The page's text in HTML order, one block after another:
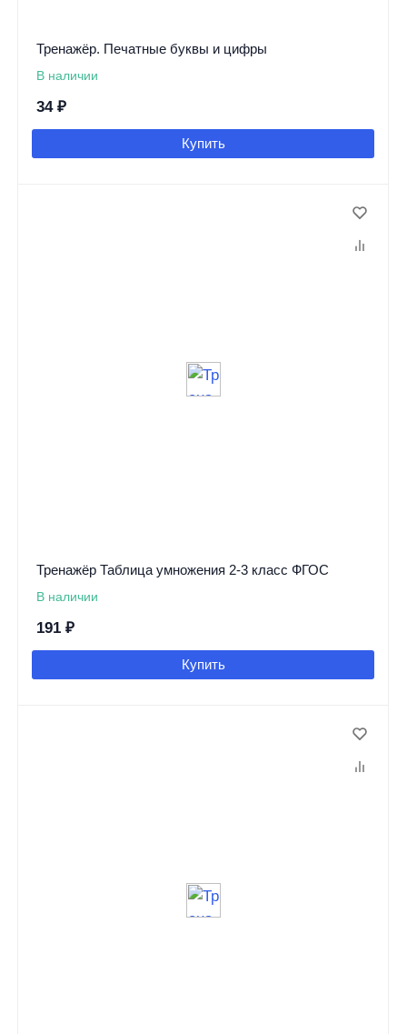
Тренажёр. Печатные буквы и цифры
В наличии
34 ₽
Купить
Тренажёр Таблица умножения 2-3 класс ФГОС
В наличии
191 ₽
Купить